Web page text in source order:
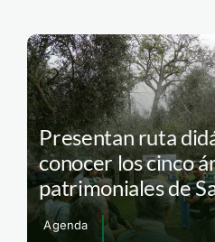
Presentan ruta
conocer los cinco
patrimoniales de
Agenda